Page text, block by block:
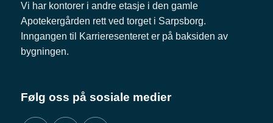
Vi har kontorer i andre etasje i den gamle
Apotekergården rett ved torget i Sarpsborg.
Inngangen til Karrieresenteret er på baksiden av
bygningen.
Følg oss på sosiale medier